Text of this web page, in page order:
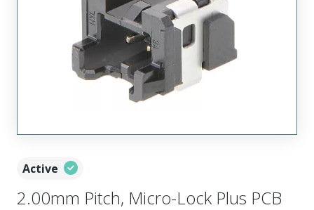
Active
2.00mm Pitch, Micro-Lock Plus PCB